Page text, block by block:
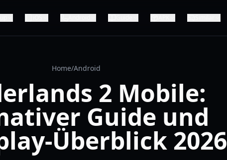
Home/Android
2 Mobile:
Guide und
Überblick 2026